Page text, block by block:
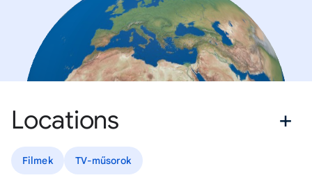
Locations
Filmek TV-műsorok